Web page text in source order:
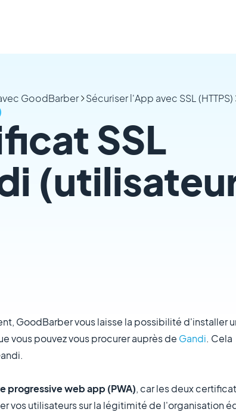
GoodBarber
Sécuriser l'App avec SSL (HTTPS)
SSL
GoodBarber vous laisse la possibilité d'installer
vous pouvez vous procurer auprès de Gandi. Cela
progressive web app (PWA), car les deux
vos utilisateurs sur la légitimité de l'organisation